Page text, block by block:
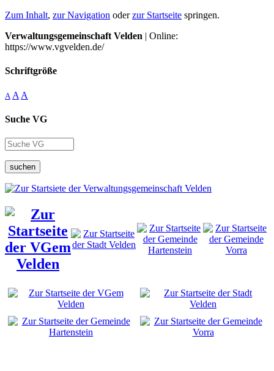
Zum Inhalt, zur Navigation oderzur Startseite springen.
Verwaltungsgemeinschaft Velden | Online:
https://www.vgvelden.de/
Schriftgröße
A A A
Suche VG
suchen